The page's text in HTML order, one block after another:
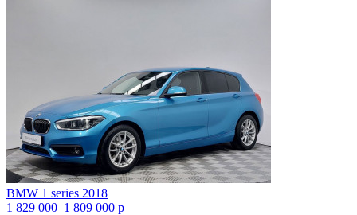
BMW 1 series 2018
1 829 000 1 809 000 р